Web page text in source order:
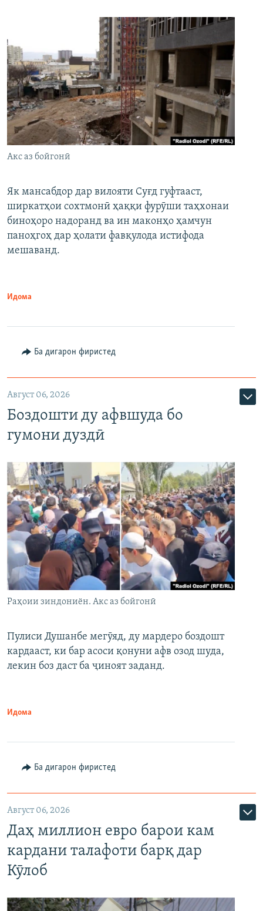
Акс аз бойгонӣ
Як мансабдор дар вилояти Суғд гуфтааст,
ширкатҳои сохтмонӣ ҳаққи фурӯши таҳхонаи
биноҳоро надоранд ва ин маконҳо ҳамчун
паноҳгоҳ дар ҳолати фавқулода истифода
мешаванд.
Идома
Ба дигарон фиристед
Август 06, 2026
Боздошти ду афвшуда бо
гумони дуздӣ
Раҳоии зиндониён. Акс аз бойгонӣ
Пулиси Душанбе мегӯяд, ду мардеро боздошт
кардааст, ки бар асоси қонуни афв озод шуда,
лекин боз даст ба ҷиноят заданд.
Идома
Ба дигарон фиристед
Август 06, 2026
Даҳ миллион евро барои кам
кардани талафоти барқ дар
Кӯлоб